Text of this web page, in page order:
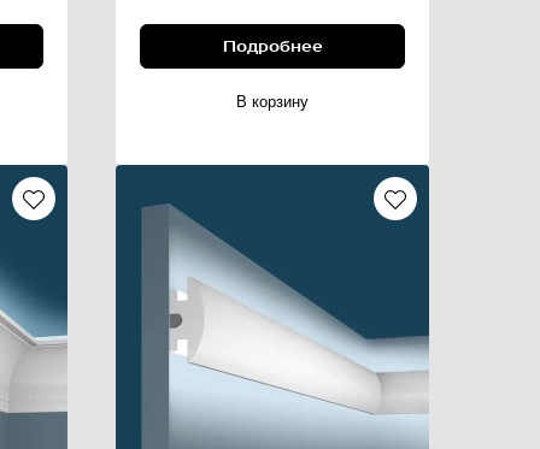
Подробнее
В корзину